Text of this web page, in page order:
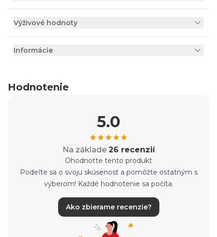
Výživové hodnoty
Informácie
Hodnotenie
5.0
Na základe 26 recenzií
Ohodnoťte tento produkt
Podeľte sa o svoju skúsenosť a pomôžte ostatným s
výberom! Každé hodnotenie sa počíta.
Ako zbierame recenzie?